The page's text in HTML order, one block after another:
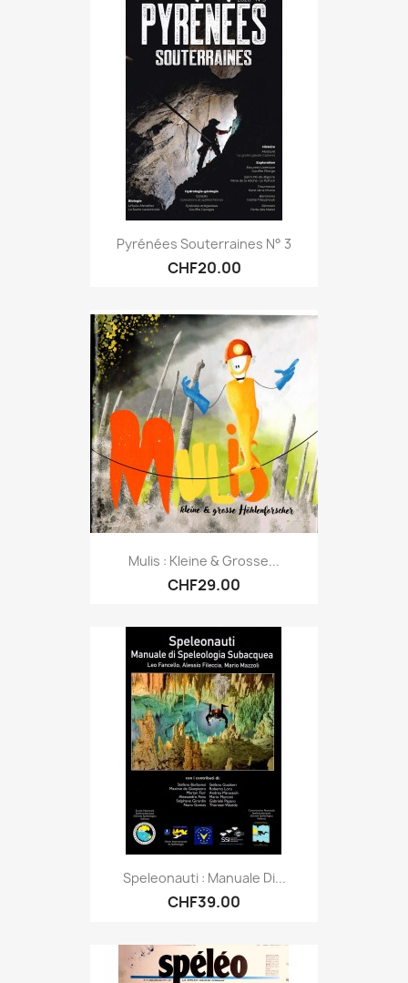
Pyrénées Souterraines N° 3
CHF20.00
Mulis : Kleine & Grosse...
CHF29.00
Speleonauti : Manuale Di...
CHF39.00